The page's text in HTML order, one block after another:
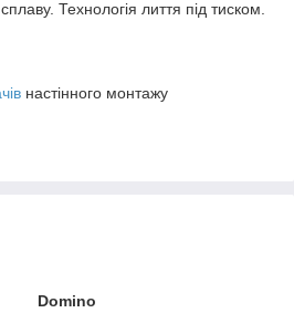
Технологія лиття під тиском.
настінного монтажу
Domino